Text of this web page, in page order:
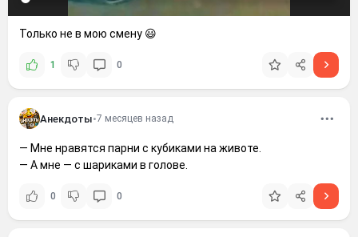
Только не в мою смену 😃
1 0
Анекдоты•7 месяцев назад
— Мне нравятся парни с кубиками на животе.
— А мне — с шариками в голове.
0 0